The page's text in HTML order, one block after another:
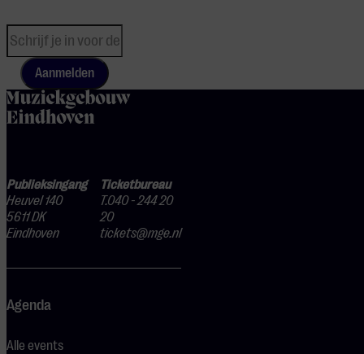
Aanmelden
Publieksingang
Heuvel 140
5611 DK
Eindhoven
Ticketbureau
T.040 - 244 20
20
tickets@mge.nl
Agenda
Alle events